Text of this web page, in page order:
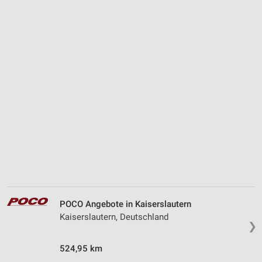
❯
POCO Angebote in Kaiserslautern
Kaiserslautern, Deutschland
524,95 km